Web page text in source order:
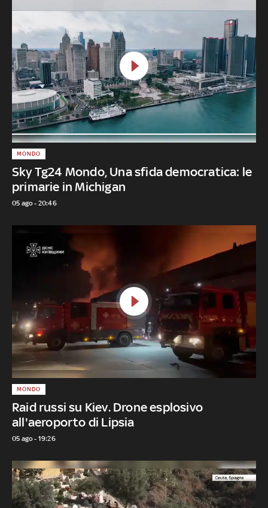
Sky Tg24 Mondo, Una sfida democratica: le
primarie in Michigan
MONDO
05 ago - 20:46
Raid russi su Kiev. Drone esplosivo
all'aeroporto di Lipsia
MONDO
05 ago - 19:26